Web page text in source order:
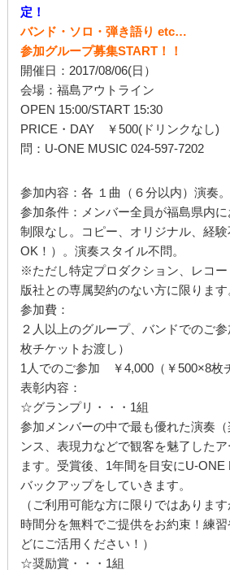
定！
バンド・ソロ・弾き語り etc…
参加グループ募集START！！
開催日：2017/08/06(日）
会場：福島アウトライン
OPEN 15:00/START 15:30
PRICE・DAY ￥500(ドリンクなし)
問：U-ONE MUSIC 024-597-7202
参加内容：各 １曲（６分以内）演奏。
参加条件：メンバー全員が福島県内
制限なし。コピー、オリジナル、経
OK！）。演奏スタイル不問。
※ただし特定プロダクション、レコー
版社との専属契約のない方に限ります
参加費：
２人以上のグループ、バンドでのご
枚チケットお渡し）
1人でのご参加 ￥4,000（￥500×8枚
表彰内容：
☆グランプリ・・・1組
参加メンバーの中で最も優れた演奏
ンス、表現力などで観客を魅了した
ます。受賞後、1年間を目安にU-
バックアップをしていきます。
（ご利用可能な方に限りではありま
時間分を無料でご提供をお約束！練
どにご活用ください！）
☆奨励賞・・・1組